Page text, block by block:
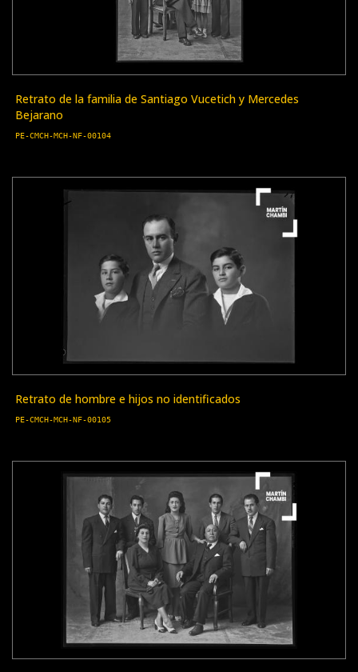
Retrato de la familia de Santiago Vucetich y Mercedes
Bejarano
PE-CMCH-MCH-NF-00104
Retrato de hombre e hijos no identificados
PE-CMCH-MCH-NF-00105